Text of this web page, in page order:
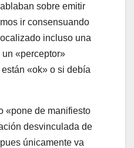
sobre emitir
ir consensuando
incluso una
«perceptor»
«ok» o si debía
«pone de manifiesto
desvinculada de
únicamente va